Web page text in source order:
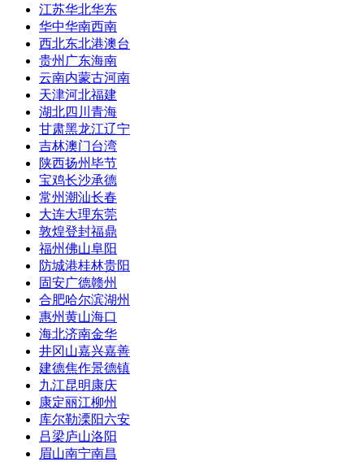
江苏华北华东
华中华南西南
西北东北港澳台
贵州 广东海南
云南内蒙古河南
天津河北福建
湖北四川 青海
甘肃黑龙江辽宁
吉林澳门台湾
陕西扬州毕节
宝鸡长沙承德
常州潮汕长春
大连大理东莞
敦煌登封福鼎
福州佛山阜阳
防城港桂林贵阳
固安广德赣州
合肥哈尔滨湖州
惠州黄山海口
海北济南金华
井冈山嘉兴嘉善
建德焦作景德镇
九江昆明 康庆
康定丽江柳州
库尔勒溧阳六安
吕梁庐山洛阳
眉山南宁南昌